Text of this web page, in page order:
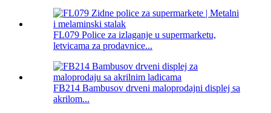
FL079 Police za izlaganje u supermarketu,
letvicama za prodavnice...
FB214 Bambusov drveni maloprodajni displej sa
akrilom...